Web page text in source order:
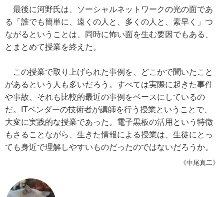
最後に河野氏は、ソーシャルネットワークの光の面であ
る「誰でも簡単に、遠くの人と、多くの人と、素早く」つ
ながるということは、同時に怖い面を生む要因でもある、
とまとめて授業を終えた。
この授業で取り上げられた事例を、どこかで聞いたこと
があるという人も多いだろう。すべては実際に起きた事件
や事故、それも比較的最近の事例をベースにしているの
だ。ITベンダーの技術者が講師を行う授業ということで、
大変に実践的な授業であった。電子黒板の活用という特徴
もさることながら、生きた情報による授業は、生徒にとっ
ても身近で理解しやすいものだったのではないだろうか。
《中尾真二》